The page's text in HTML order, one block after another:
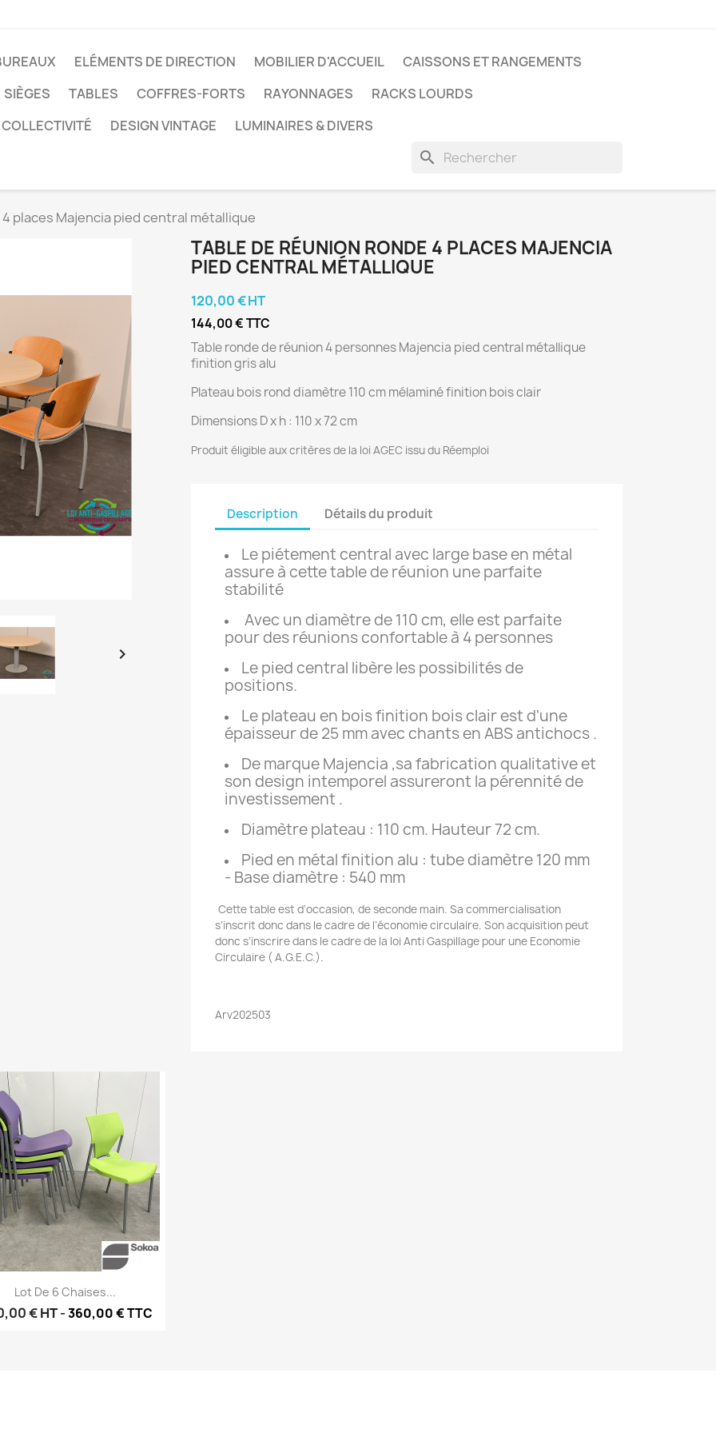
ELÉMENTS DE DIRECTION MOBILIER D'ACCUEIL
CAISSONS ET RANGEMENTS
SIÈGES
TABLES COFFRES-FORTS RAYONNAGES
RACKS LOURDS
DESIGN VINTAGE LUMINAIRES & DIVERS
search
places Majencia pied central métallique

TABLE DE RÉUNION RONDE 4 PLACES MAJENCIA
PIED CENTRAL MÉTALLIQUE
120,00 € HT
144,00 € TTC
Table ronde de réunion 4 personnes Majencia pied central métallique
finition gris alu
Plateau bois rond diamètre 110 cm mélaminé finition bois clair
Dimensions D x h : 110 x 72 cm
Produit éligible aux critères de la loi AGEC issu du Réemploi
Description Détails du produit
Le piétement central avec large base en métal
assure à cette table de réunion une parfaite
stabilité
Avec un diamètre de 110 cm, elle est parfaite
pour des réunions confortable à 4 personnes
Le pied central libère les possibilités de
positions.
Le plateau en bois finition bois clair est d'une
épaisseur de 25 mm avec chants en ABS antichocs .
De marque Majencia ,sa fabrication qualitative et
son design intemporel assureront la pérennité de
investissement .
Diamètre plateau : 110 cm. Hauteur 72 cm.
Pied en métal finition alu : tube diamètre 120 mm
- Base diamètre : 540 mm
Cette table est d’occasion, de seconde main. Sa commercialisation
s’inscrit donc dans le cadre de l’économie circulaire. Son acquisition peut
donc s’inscrire dans le cadre de la loi Anti Gaspillage pour une Economie
Circulaire ( A.G.E.C.).
Arv202503
Aperçu rapide
Lot De 6 Chaises...
€HT-360,00 € TTC